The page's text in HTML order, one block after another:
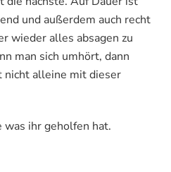
eine
Krankheit
die
nächste
jagt…
(Teil
2)
und außerdem auch recht
wieder alles absagen zu
man sich umhört, dann
nicht alleine mit dieser
was ihr geholfen hat.